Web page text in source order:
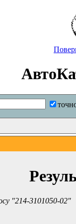
"214-3101050-02"